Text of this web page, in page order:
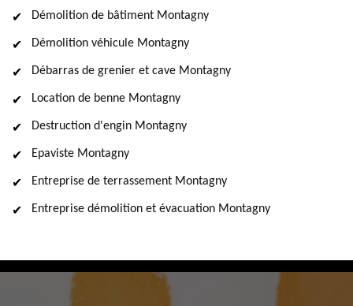
Démolition de bâtiment Montagny
Démolition véhicule Montagny
Débarras de grenier et cave Montagny
Location de benne Montagny
Destruction d'engin Montagny
Epaviste Montagny
Entreprise de terrassement Montagny
Entreprise démolition et évacuation Montagny